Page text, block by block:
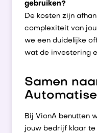
gebruiken?
De kosten zijn
complexiteit van
we een duidelijke
wat de investering
Samen
Bij VionA benutten
jouw bedrijf klaar te